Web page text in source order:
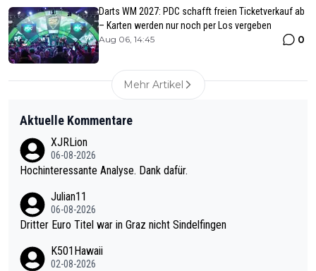
Darts WM 2027: PDC schafft freien Ticketverkauf ab
– Karten werden nur noch per Los vergeben
Aug 06, 14:45 0
Mehr Artikel
Aktuelle Kommentare
XJRLion
06-08-2026
Hochinteressante Analyse. Dank dafür.
Julian11
06-08-2026
Dritter Euro Titel war in Graz nicht Sindelfingen
K501Hawaii
02-08-2026